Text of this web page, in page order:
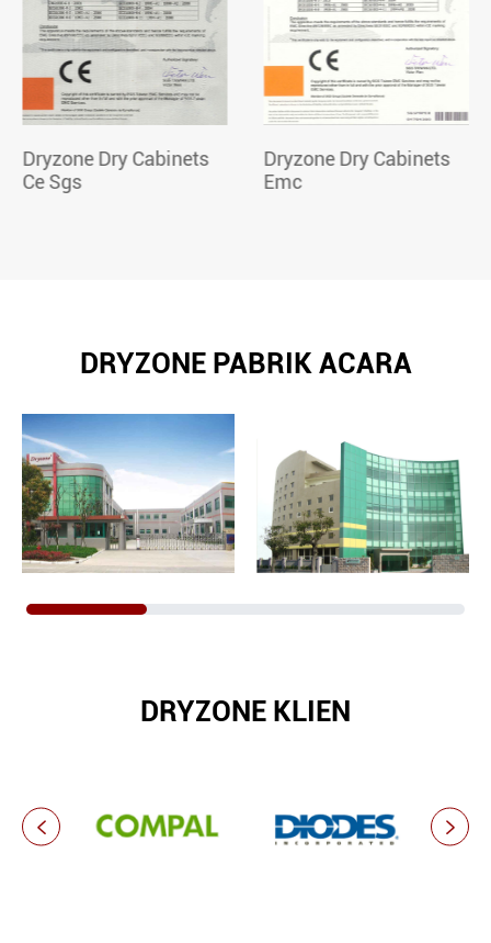
Dryzone Dry Cabinets
Ce Sgs
Dryzone Dry Cabinets
Emc
DRYZONE PABRIK ACARA
DRYZONE KLIEN
 